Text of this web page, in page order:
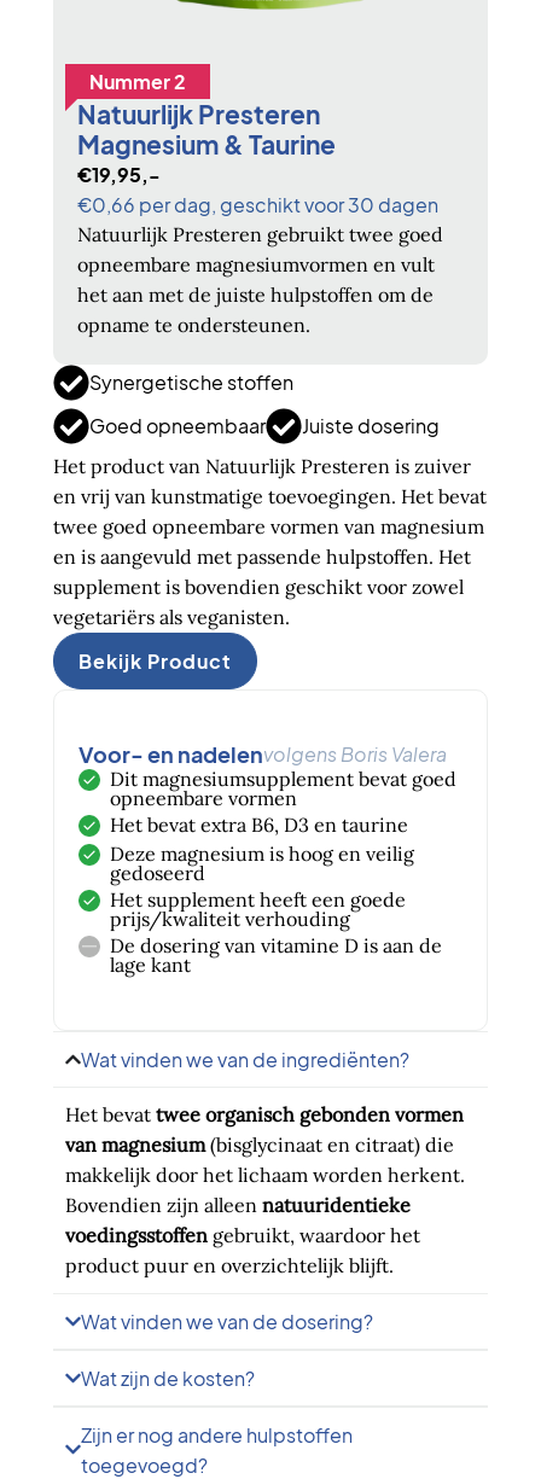
Nummer 2
Natuurlijk Presteren
Magnesium & Taurine
€19,95,-
€0,66 per dag, geschikt voor 30 dagen
Natuurlijk Presteren gebruikt twee goed
opneembare magnesiumvormen en vult
het aan met de juiste hulpstoffen om de
opname te ondersteunen.
Synergetische stoffen
Goed opneembaar
Juiste dosering
Het product van Natuurlijk Presteren is zuiver
en vrij van kunstmatige toevoegingen. Het bevat
twee goed opneembare vormen van magnesium
en is aangevuld met passende hulpstoffen. Het
supplement is bovendien geschikt voor zowel
vegetariërs als veganisten.
Bekijk Product
Voor- en nadelenvolgens Boris Valera
Dit magnesiumsupplement bevat goed
opneembare vormen
Het bevat extra B6, D3 en taurine
Deze magnesium is hoog en veilig
gedoseerd
Het supplement heeft een goede
prijs/kwaliteit verhouding
De dosering van vitamine D is aan de
lage kant
Wat vinden we van de ingrediënten?
Het bevat twee organisch gebonden vormen
van magnesium(bisglycinaat en citraat) die
makkelijk door het lichaam worden herkent.
Bovendien zijn alleen natuuridentieke
voedingsstoffen gebruikt, waardoor het
product puur en overzichtelijk blijft.
Wat vinden we van de dosering?
Wat zijn de kosten?
Zijn er nog andere hulpstoffen
toegevoegd?